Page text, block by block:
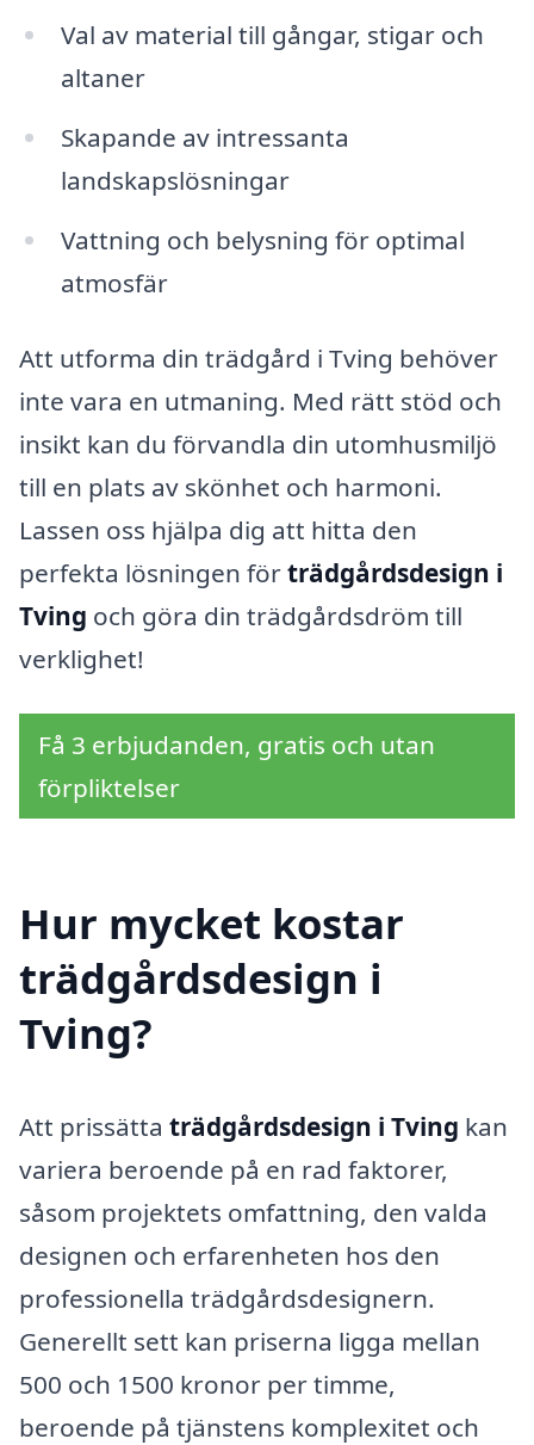
Val av material till gångar, stigar och
altaner
Skapande av intressanta
landskapslösningar
Vattning och belysning för optimal
atmosfär
Att utforma din trädgård i Tving behöver
inte vara en utmaning. Med rätt stöd och
insikt kan du förvandla din utomhusmiljö
till en plats av skönhet och harmoni.
Lassen oss hjälpa dig att hitta den
perfekta lösningen förträdgårdsdesign i
Tving och göra din trädgårdsdröm till
verklighet!
Få 3 erbjudanden, gratis och utan
förpliktelser
Hur mycket kostar
trädgårdsdesign i
Tving?
Att prissätta trädgårdsdesign i Tving kan
variera beroende på en rad faktorer,
såsom projektets omfattning, den valda
designen och erfarenheten hos den
professionella trädgårdsdesignern.
Generellt sett kan priserna ligga mellan
500 och 1500 kronor per timme,
beroende på tjänstens komplexitet och